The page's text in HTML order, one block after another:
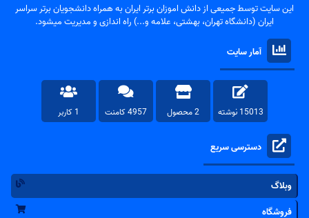
این سایت توسط جمیعی از دانش اموزان برتر ایران به همراه دانشجویان برتر سراسر
ایران (دانشگاه تهران، بهشتی، علامه و...) راه اندازی و مدیریت میشود.
آمار سایت
15013 نوشته 2 محصول 4957 کامنت 1 کاربر
دسترسی سریع
وبلاگ
فروشگاه